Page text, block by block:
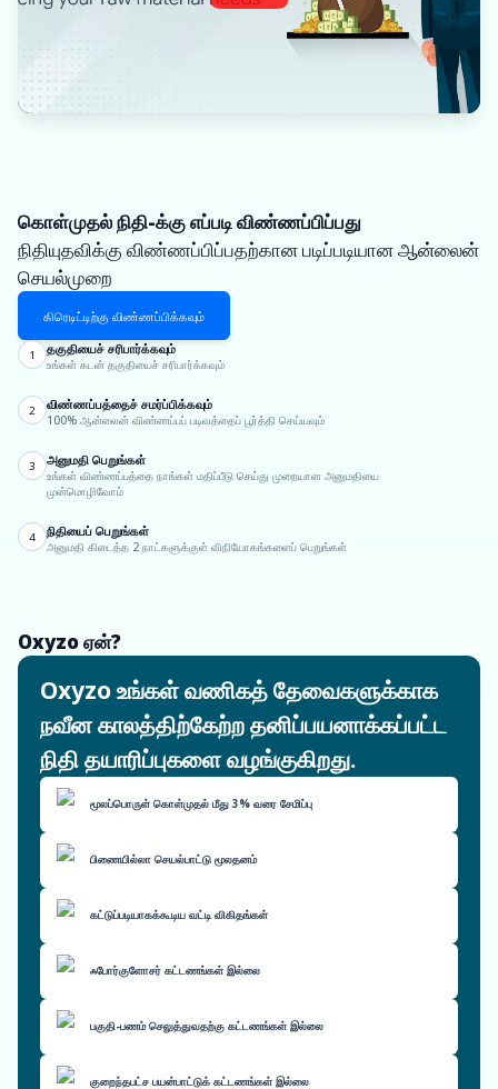
கொள்முதல் நிதி-க்கு எப்படி விண்ணப்பிப்பது
நிதியுதவிக்கு விண்ணப்பிப்பதற்கான படிப்படியான ஆன்லைன்
செயல்முறை
கிரெடிட்டிற்கு விண்ணப்பிக்கவும்
1 தகுதியைச் சரிபார்க்கவும்
உங்கள் கடன் தகுதியைச் சரிபார்க்கவும்
2 விண்ணப்பத்தைச் சமர்ப்பிக்கவும்
100% ஆன்லைன் விண்ணப்பப் படிவத்தைப் பூர்த்தி செய்யவும்
3 அனுமதி பெறுங்கள்
உங்கள் விண்ணப்பத்தை நாங்கள் மதிப்பீடு செய்து முறையான அனுமதியை
முன்மொழிவோம்
4 நிதியைப் பெறுங்கள்
அனுமதி கிடைத்த 2 நாட்களுக்குள் விநியோகங்களைப் பெறுங்கள்
Oxyzo ஏன்?
Oxyzo உங்கள் வணிகத் தேவைகளுக்காக
நவீன காலத்திற்கேற்ற தனிப்பயனாக்கப்பட்ட
நிதி தயாரிப்புகளை வழங்குகிறது.
மூலப்பொருள் கொள்முதல் மீது 3% வரை சேமிப்பு
பிணையில்லா செயல்பாட்டு மூலதனம்
கட்டுப்படியாகக்கூடிய வட்டி விகிதங்கள்
ஃபோர்குளோசர் கட்டணங்கள் இல்லை
பகுதி-பணம் செலுத்துவதற்கு கட்டணங்கள் இல்லை
குறைந்தபட்ச பயன்பாட்டுக் கட்டணங்கள் இல்லை